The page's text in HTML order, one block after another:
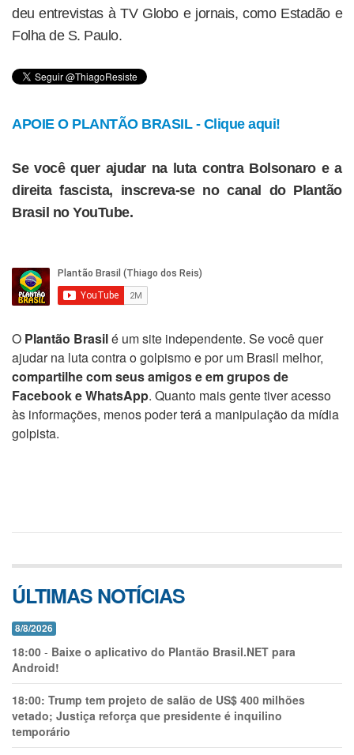
deu entrevistas à TV Globo e jornais, como Estadão e
Folha de S. Paulo.
APOIE O PLANTÃO BRASIL - Clique aqui!
Se você quer ajudar na luta contra Bolsonaro e a
direita fascista, inscreva-se no canal do Plantão
Brasil no YouTube.
O Plantão Brasilé um site independente. Se você quer
ajudar na luta contra o golpismo e por um Brasil melhor,
compartilhe com seus amigos e em grupos de
Facebook e WhatsApp. Quanto mais gente tiver acesso
às informações, menos poder terá a manipulação da mídia
golpista.
ÚLTIMAS NOTÍCIAS
8/8/2026
18:00 - Baixe o aplicativo do Plantão Brasil.NET para
Android!
18:00: Trump tem projeto de salão de US$ 400 milhões
vetado; Justiça reforça que presidente é inquilino
temporário